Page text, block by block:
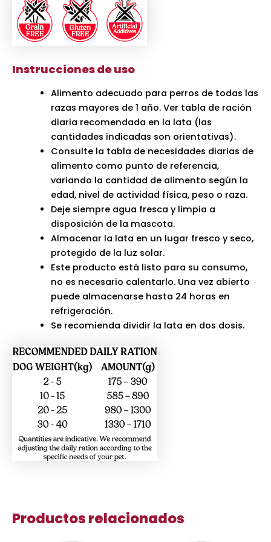
Instrucciones de uso
Alimento adecuado para perros de todas las
razas mayores de 1 año. Ver tabla de ración
diaria recomendada en la lata (las
cantidades indicadas son orientativas).
Consulte la tabla de necesidades diarias de
alimento como punto de referencia,
variando la cantidad de alimento según la
edad, nivel de actividad física, peso o raza.
Deje siempre agua fresca y limpia a
disposición de la mascota.
Almacenar la lata en un lugar fresco y seco,
protegido de la luz solar.
Este producto está listo para su consumo,
no es necesario calentarlo. Una vez abierto
puede almacenarse hasta 24 horas en
refrigeración.
Se recomienda dividir la lata en dos dosis.
Productos relacionados